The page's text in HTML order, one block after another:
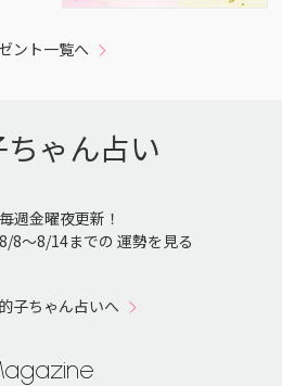
ント一覧へ
ゃん占い
毎週金曜夜更新！
8/8〜8/14までの 運勢を見る
子ちゃん占いへ